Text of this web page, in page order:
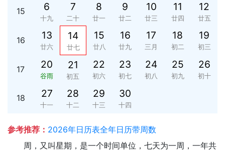
15 6
十九
7
二十
8
廿一
9
廿二
10
廿三
11
廿四
12
廿五
16 13
廿六
14
廿七
15
廿八
16
廿九
17
三月
18
初二
19
初三
17 20
谷雨
21
初五
22
初六
23
初七
24
初八
25
初九
26
初十
18 27
十一
28
十二
29
十三
30
十四
参考推荐： 2026年日历表全年日历带周数
周，又叫星期，是一个时间单位，七天为一周，一年共